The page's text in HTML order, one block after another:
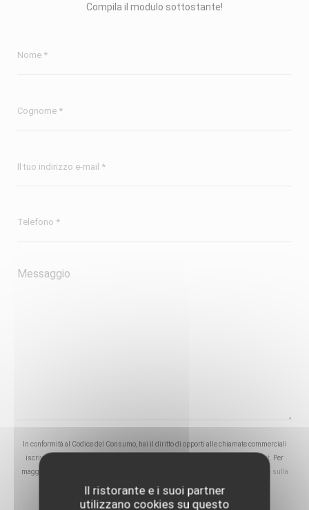
Il ristorante e i suoi partner
utilizzano cookies su questo
Compila il modulo sottostante!
In conformità al Codice del Consumo, hai il diritto di opporti alle chiamate commerciali
iscrivendoti al Registro Pubblico delle Opposizioni:
registrodelleopposizioni.it . Per
maggiori informazioni sul trattamento dei tuoi dati, consulta la nostra
informativa sulla
privacy